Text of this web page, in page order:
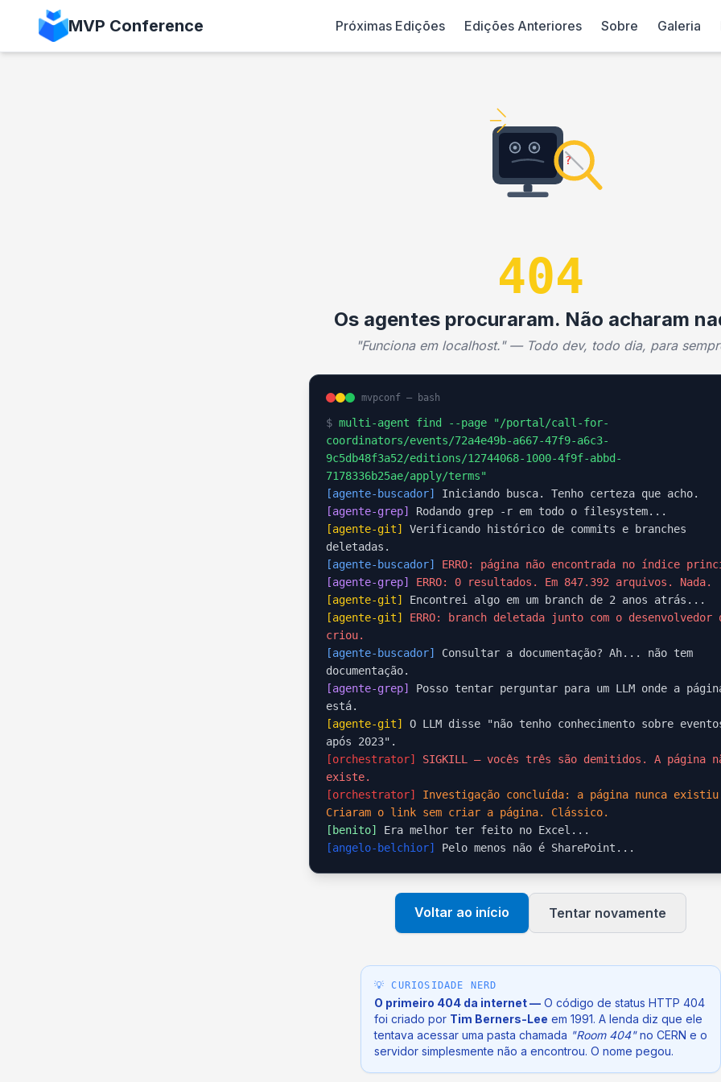
MVP Conference Próximas Edições Edições Anteriores Sobre Galeria
?
404
Os agentes procuraram. Não acharam
"Funciona em localhost." — Todo dev, todo dia, para
mvpconf — bash
$ multi-agent find --page "/portal/call-for-
coordinators/events/72a4e49b-a667-47f9-a6c3-
9c5db48f3a52/editions/12744068-1000-4f9f-abbd-
7178336b25ae/apply/terms"
[agente-buscador]
Iniciando busca. Tenho certeza que acho.
[agente-grep]
Rodando grep -r em todo o filesystem...
[agente-git]
Verificando histórico de commits e branches
deletadas.
[agente-buscador]
ERRO: página não encontrada no índice
[agente-grep]
ERRO: 0 resultados. Em 847.392 arquivos. Nada.
[agente-git]
Encontrei algo em um branch de 2 anos atrás...
[agente-git]
ERRO: branch deletada junto com o desenvolvedor
criou.
[agente-buscador]
Consultar a documentação? Ah... não tem
documentação.
[agente-grep]
Posso tentar perguntar para um LLM onde a
está.
[agente-git]
O LLM disse "não tenho conhecimento sobre
após 2023".
[orchestrator]
SIGKILL — vocês três são demitidos. A página
existe.
[orchestrator]
Investigação concluída: a página nunca
Criaram o link sem criar a página. Clássico.
[benito]
Era melhor ter feito no Excel...
[angelo-belchior]
Pelo menos não é SharePoint...
Voltar ao início Tentar novamente
💡 CURIOSIDADE NERD
O primeiro 404 da internet — O código de status HTTP 404
foi criado por Tim Berners-Lee em 1991. A lenda diz que ele
tentava acessar uma pasta chamada "Room 404"no CERN e o
servidor simplesmente não a encontrou. O nome pegou.